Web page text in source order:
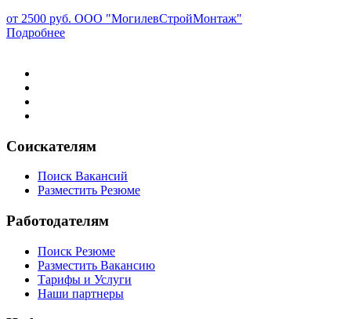
от 2500 руб. ООО "МогилевСтройМонтаж"
Подробнее
Соискателям
Поиск Вакансий
Разместить Резюме
Работодателям
Поиск Резюме
Разместить Вакансию
Тарифы и Услуги
Наши партнеры